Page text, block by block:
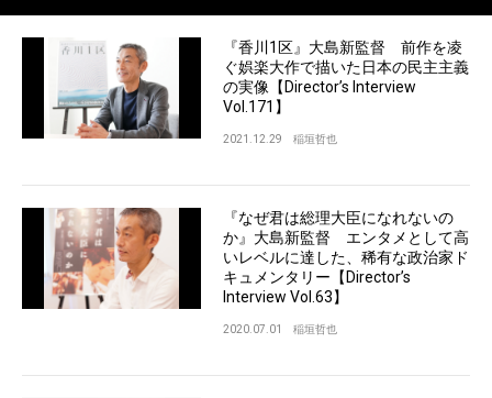
『香川1区』大島新監督 前作を凌
ぐ娯楽大作で描いた日本の民主主義
の実像【Director’s Interview
Vol.171】
2021.12.29 稲垣哲也
『なぜ君は総理大臣になれないの
か』大島新監督 エンタメとして高
いレベルに達した、稀有な政治家ド
キュメンタリー【Director’s
Interview Vol.63】
2020.07.01 稲垣哲也